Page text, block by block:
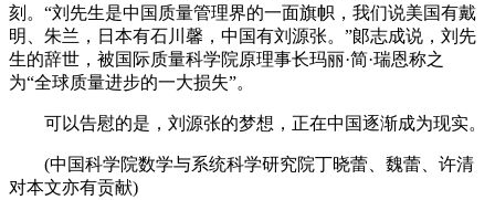
刻。“刘先生是中国质量管理界的一面旗帜，我们说美国有戴
明、朱兰，日本有石川馨，中国有刘源张。”郞志成说，刘先
生的辞世，被国际质量科学院原理事长玛丽·简·瑞恩称之
为“全球质量进步的一大损失”。
可以告慰的是，刘源张的梦想，正在中国逐渐成为现实。
(中国科学院数学与系统科学研究院丁晓蕾、魏蕾、许清
对本文亦有贡献)